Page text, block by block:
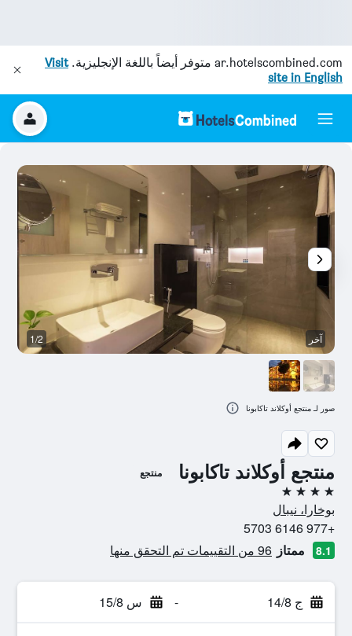
ar.hotelscombined.com متوفر أيضاً باللغة الإنجليزية.Visit
site in English
منتجع أوكلاند تاكابونا منتجع
4 نجوم
بوخارا، نيبال
+977 6146 5703
8.1 ممتاز 96 من التقييمات تم التحقق منها
ج 14/8 - س 15/8
آخر 1/2
صور لـ منتجع أوكلاند تاكابونا